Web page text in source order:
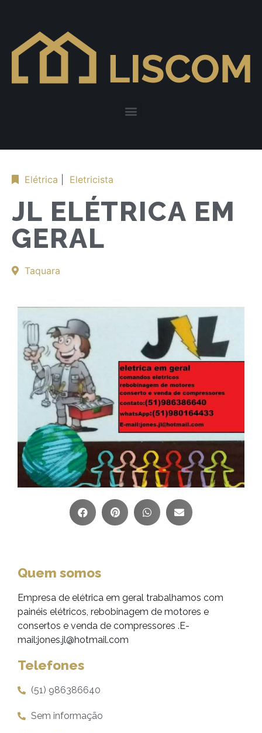
Elétrica Eletricista
JL ELÉTRICA EM
GERAL
Taquara
Quem somos
Empresa de elétrica em geral trabalhamos com
painéis elétricos, rebobinagem de motores e
consertos e venda de compressores .E-
mail:jones.jl@hotmail.com
Telefones
(51) 986386640
Sem informação